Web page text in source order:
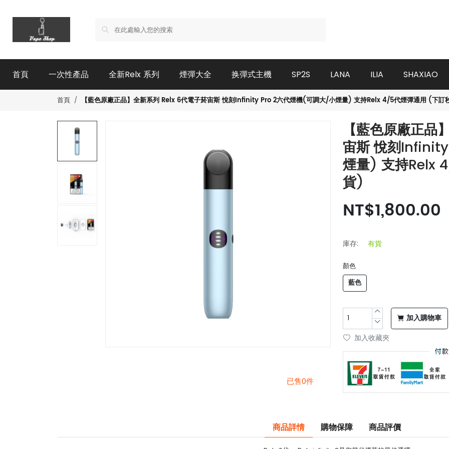
首頁 一次性產品 全新Relx 系列 煙彈大全 换彈式主機 SP2S LANA ILIA SHAXIAO
首頁 【藍色原廠正品】全新系列 Relx 6代電子菸宙斯 悅刻Infinity Pro 2六代煙機(可調大/小煙量) 支持Relx 4/5代煙彈通用 (下訂
已售0件
【藍色原廠正
宙斯 悅刻
煙量) 支持Relx
貨)
NT$1,800.00
庫存: 有貨
顏色
藍色
加入購物車
加入收藏夾
商品詳情 購物保障 商品評價